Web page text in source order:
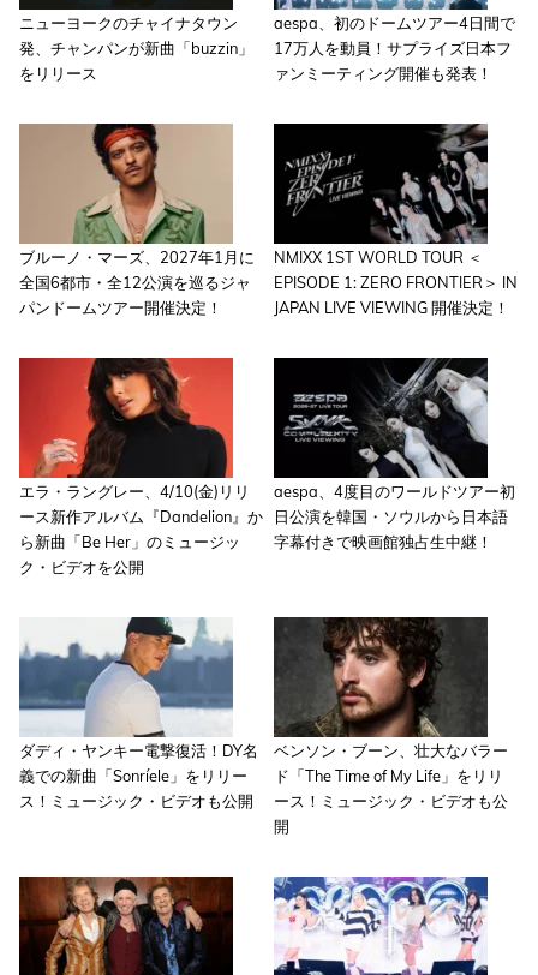
ニューヨークのチャイナタウン
発、チャンパンが新曲「buzzin」
をリリース
aespa、初のドームツアー4日間で
17万人を動員！サプライズ日本フ
ァンミーティング開催も発表！
ブルーノ・マーズ、2027年1月に
全国6都市・全12公演を巡るジャ
パンドームツアー開催決定！
NMIXX 1ST WORLD TOUR ＜
EPISODE 1: ZERO FRONTIER＞ IN
JAPAN LIVE VIEWING 開催決定！
エラ・ラングレー、4/10(金)リリ
ース新作アルバム『Dandelion』か
ら新曲「Be Her」のミュージッ
ク・ビデオを公開
aespa、4度目のワールドツアー初
日公演を韓国・ソウルから日本語
字幕付きで映画館独占生中継！
ダディ・ヤンキー電撃復活！DY名
義での新曲「Sonríele」をリリー
ス！ミュージック・ビデオも公開
ベンソン・ブーン、壮大なバラー
ド「The Time of My Life」をリリ
ース！ミュージック・ビデオも公
開